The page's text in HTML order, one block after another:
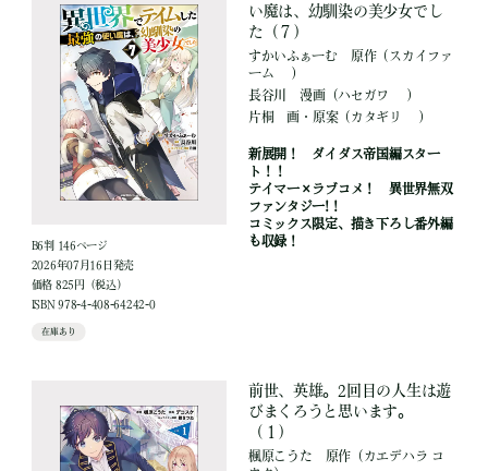
B6判 146ページ
2026年07月16日発売
価格 825円（税込）
ISBN 978-4-408-64242-0
在庫あり
い魔は、幼馴染の美少女でし
た（７）
すかいふぁーむ 原作（スカイファ
ーム ）
長谷川
漫画（ハセガワ ）
片桐
画・原案（カタギリ ）
新展開！ ダイダス帝国編スター
ト！！
テイマー×ラブコメ！ 異世界無双
ファンタジー!！
コミックス限定、描き下ろし番外編
も収録！
前世、英雄。2回目の人生は遊
びまくろうと思います。
（１）
楓原こうた 原作（カエデハラ コ